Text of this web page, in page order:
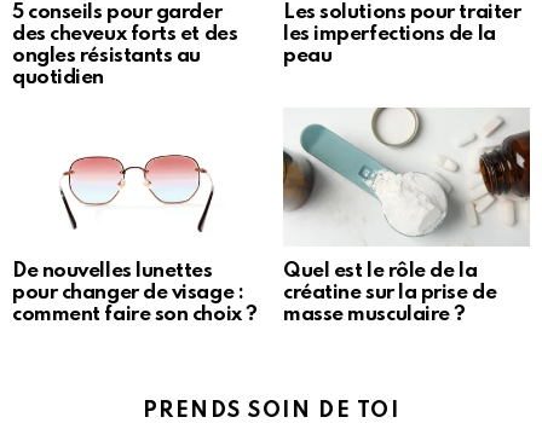
5 conseils pour garder
des cheveux forts et des
ongles résistants au
quotidien
Les solutions pour traiter
les imperfections de la
peau
De nouvelles lunettes
pour changer de visage :
comment faire son choix ?
Quel est le rôle de la
créatine sur la prise de
masse musculaire ?
PRENDS SOIN DE TOI